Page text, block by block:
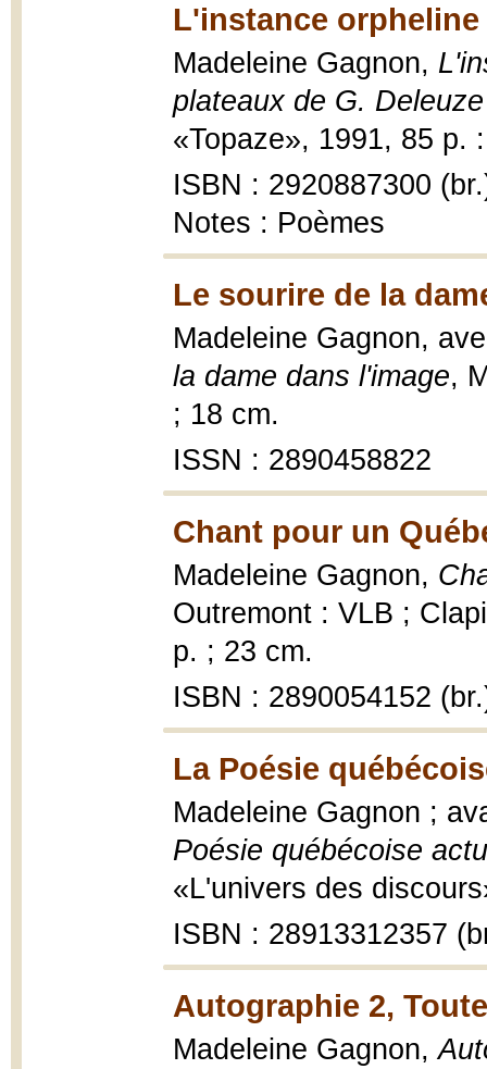
L'instance orpheline
Madeleine Gagnon,
plateaux de G.
«Topaze», 1991, 85 p.
ISBN : 2920887300
Notes : Poèmes
Le sourire de la
Madeleine Gagnon,
la dame dans l'image,
; 18 cm.
ISSN : 2890458822
Chant pour un
Madeleine Gagnon,
Outremont : VLB ;
p. ; 23 cm.
ISBN : 2890054152
La Poésie
Madeleine Gagnon ;
Poésie québécoise
«L'univers des
ISBN : 28913312357
Autographie 2,
Madeleine Gagnon,